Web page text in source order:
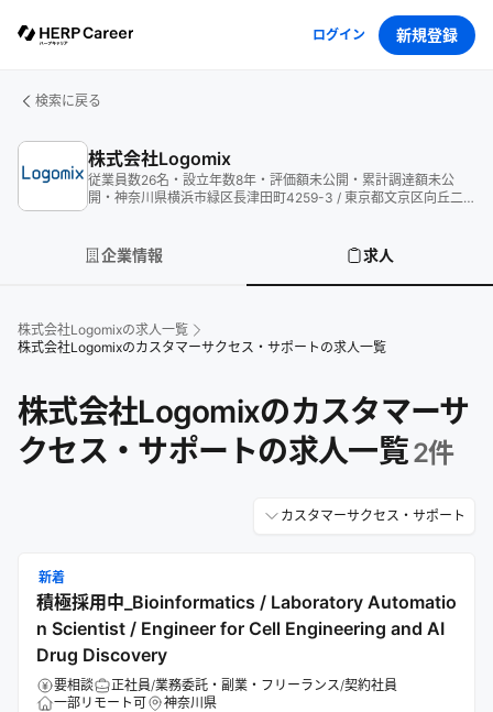
ログイン 新規登録
検索に戻る
株式会社Logomix
従業員数26名 ・ 設立年数8年 ・ 評価額未公開 ・ 累計調達額未公
開 ・ 神奈川県横浜市緑区長津田町4259-3 / 東京都文京区向丘二
企業情報 求人
株式会社Logomixの求人一覧
株式会社Logomixのカスタマーサクセス・サポートの求人一覧
株式会社Logomixのカスタマーサ
クセス・サポートの求人一覧2件
カスタマーサクセス・サポート
新着
積極採用中_Bioinformatics / Laboratory Automatio
n Scientist / Engineer for Cell Engineering and AI
Drug Discovery
要相談
正社員/業務委託・副業・フリーランス/契約社員
一部リモート可
神奈川県